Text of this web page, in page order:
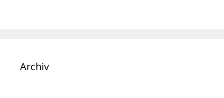
Archiv